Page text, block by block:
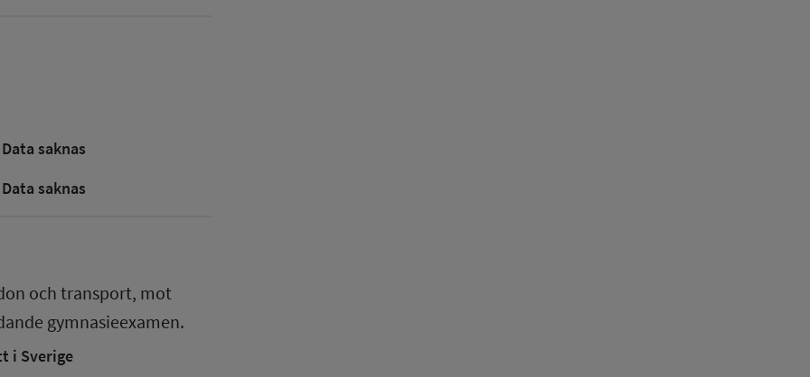
Data saknas
Data saknas
och transport, mot
gymnasieexamen.
i Sverige